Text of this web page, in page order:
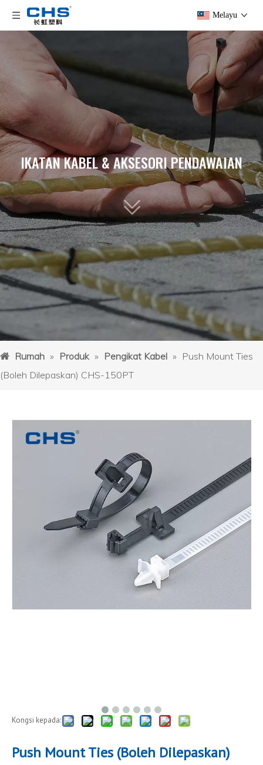
Melayu
IKATAN KABEL & AKSESORI PENDAWAIAN
Rumah » Produk » Pengikat Kabel » Push Mount Ties
(Boleh Dilepaskan) CHS-150PT
Kongsi kepada:
Push Mount Ties (Boleh Dilepaskan)